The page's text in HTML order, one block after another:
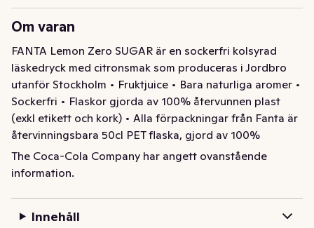
Om varan
FANTA Lemon Zero SUGAR är en sockerfri kolsyrad
läskedryck med citronsmak som produceras i Jordbro
utanför Stockholm • Fruktjuice • Bara naturliga aromer •
Sockerfri • Flaskor gjorda av 100% återvunnen plast
(exkl etikett och kork) • Alla förpackningar från Fanta är
återvinningsbara 50cl PET flaska, gjord av 100%
återvunnen plast. Kom ihåg att panta flaskan när du har
druckit klart!
förekommande), som ger en stark smakupplevelse.
The Coca-Cola Company har angett ovanstående
information.
Innehåll